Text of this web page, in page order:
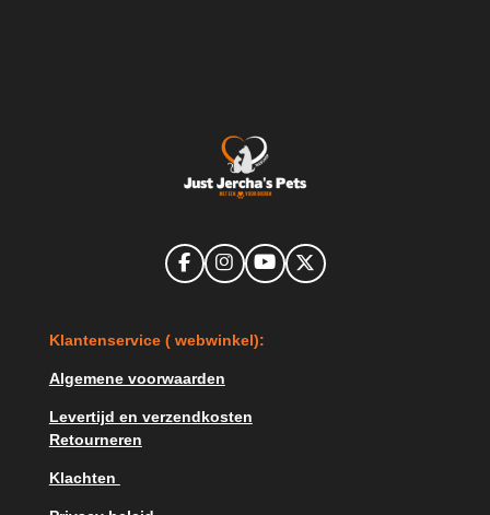
F
a
b
o
I
n
a
r
m
Y
o
u
X
Klantenservice ( webwinkel):
Algemene voorwaarden
Levertijd en verzendkosten
Retourneren
Klachten